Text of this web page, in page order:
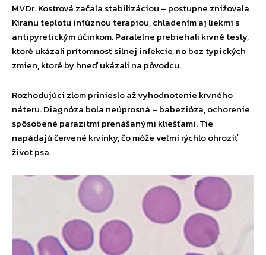
MVDr. Kostrová začala stabilizáciou – postupne znižovala
Kiranu teplotu infúznou terapiou, chladením aj liekmi s
antipyretickým účinkom. Paralelne prebiehali krvné testy,
ktoré ukázali prítomnosť silnej infekcie, no bez typických
zmien, ktoré by hneď ukázali na pôvodcu.
Rozhodujúci zlom prinieslo až vyhodnotenie krvného
náteru. Diagnóza bola neúprosná – babezióza, ochorenie
spôsobené parazitmi prenášanými kliešťami. Tie
napádajú červené krvinky, čo môže veľmi rýchlo ohroziť
život psa.